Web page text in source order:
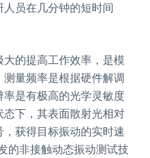
员在几分钟的短时间
的提高工作效率，是模
量频率是根据硬件解调
是有极高的光学灵敏度
下，其表面散射光相对
获得目标振动的实时速
的非接触动态振动测试技